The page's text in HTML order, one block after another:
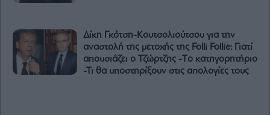
Δίκη Γκότση-Κουτσολιούτσου για την
αναστολή της μετοχής της Folli Follie: Γιατί
απουσιάζει ο Τζώρτζης -Tο κατηγορητήριο
-Τι θα υποστηρίξουν στις απολογίες τους